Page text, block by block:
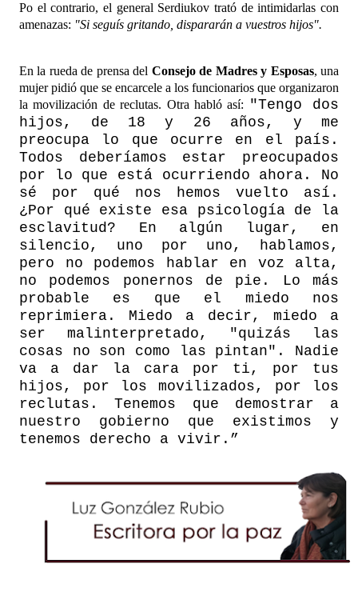
Po el contrario, el general Serdiukov trató de intimidarlas con
amenazas: "Si seguís gritando, dispararán a vuestros hijos".
En la rueda de prensa del Consejo de Madres y Esposas, una
mujer pidió que se encarcele a los funcionarios que organizaron
la movilización de reclutas. Otra habló así: "Tengo dos
hijos, de 18 y 26 años, y me
preocupa lo que ocurre en el país.
Todos deberíamos estar preocupados
por lo que está ocurriendo ahora. No
sé por qué nos hemos vuelto así.
¿Por qué existe esa psicología de la
esclavitud? En algún lugar, en
silencio, uno por uno, hablamos,
pero no podemos hablar en voz alta,
no podemos ponernos de pie. Lo más
probable es que el miedo nos
reprimiera. Miedo a decir, miedo a
ser malinterpretado, "quizás las
cosas no son como las pintan". Nadie
va a dar la cara por ti, por tus
hijos, por los movilizados, por los
reclutas. Tenemos que demostrar a
nuestro gobierno que existimos y
tenemos derecho a vivir.”